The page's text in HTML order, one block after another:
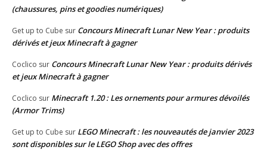
(chaussures, pins et goodies numériques)
Get up to Cube sur Concours Minecraft Lunar New Year : produits
dérivés et jeux Minecraft à gagner
Coclico sur Concours Minecraft Lunar New Year : produits dérivés
et jeux Minecraft à gagner
Coclico sur Minecraft 1.20 : Les ornements pour armures dévoilés
(Armor Trims)
Get up to Cube sur LEGO Minecraft : les nouveautés de janvier 2023
sont disponibles sur le LEGO Shop avec des offres